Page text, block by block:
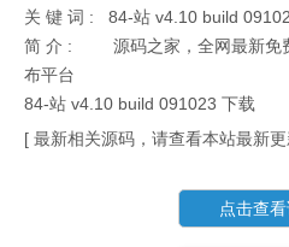
关 键 词 :
84-站 v4.10 build
简 介 :
源码之家，全网最新免
布平台
84-站 v4.10 build 091023 下载
[ 最新相关源码，请查看本站最新
点击查